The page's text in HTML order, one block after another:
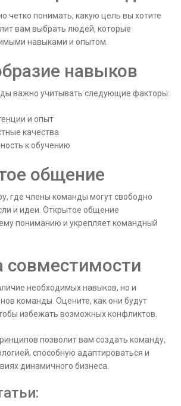
четко понимать, какую цель вы хотите
вам выбрать людей, которые
навыками и опытом.
навыков
важно учитывать следующие факторы:
и опыт
качества
к обучению
общение
где члены команды могут свободно
и идеи. Открытое общение
пониманию и укрепляет командный
совместимости
необходимых навыков, но и
команды. Оцените, как они будут
избежать возможных конфликтов.
позволит вам создать команду,
способную адаптироваться и
динамичного бизнеса.